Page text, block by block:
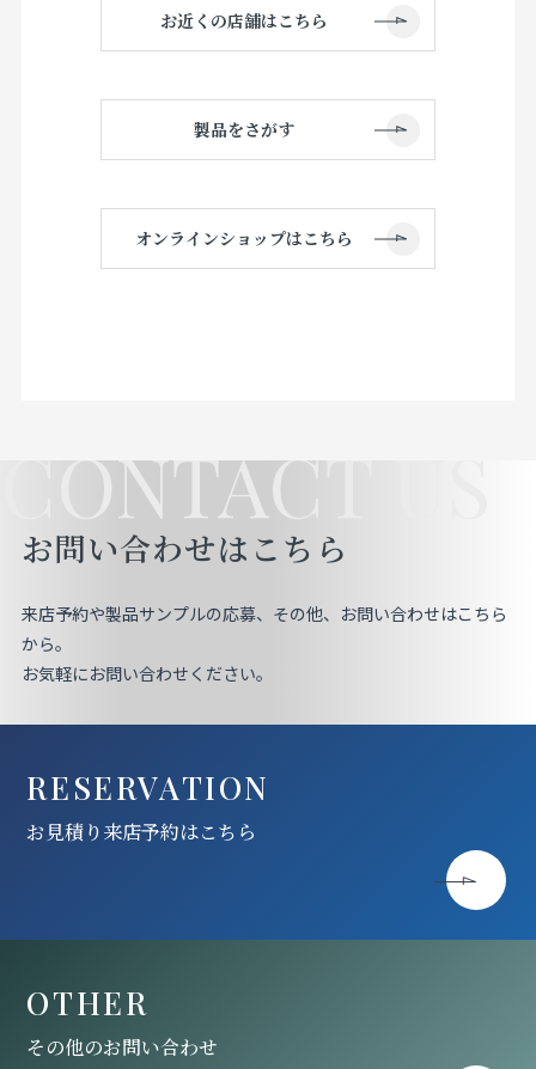
お近くの店舗はこちら
製品をさがす
オンラインショップはこちら
CONTACT US
お問い合わせはこちら
来店予約や製品サンプルの応募、その他、お問い合わせはこちら
から。
お気軽にお問い合わせください。
RESERVATION
お見積り来店予約はこちら
OTHER
その他のお問い合わせ